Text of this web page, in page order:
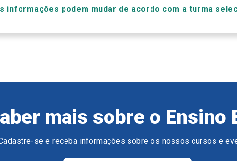
informações podem mudar de acordo com a turma
mais sobre o Ensino
se e receba informações sobre os nossos cursos e